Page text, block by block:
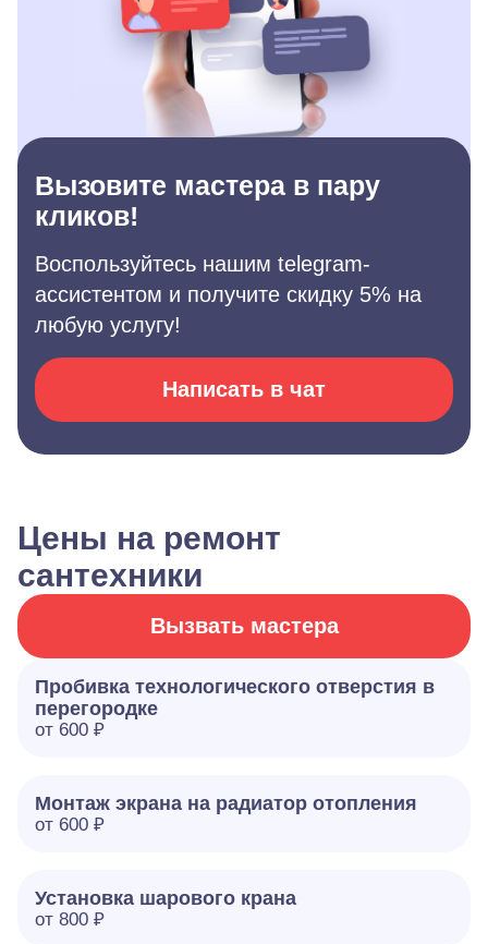
Вызовите мастера в пару
кликов!
Воспользуйтесь нашим telegram-
ассистентом и получите скидку 5% на
любую услугу!
Написать в чат
Цены на ремонт
сантехники
Вызвать мастера
Пробивка технологического отверстия в
перегородке
от 600 ₽
Монтаж экрана на радиатор отопления
от 600 ₽
Установка шарового крана
от 800 ₽